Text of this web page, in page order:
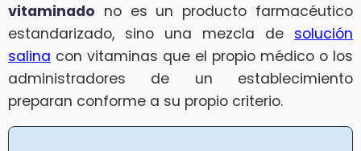
vitaminado no es un producto farmacéutico
estandarizado, sino una mezcla de solución
salina con vitaminas que el propio médico o los
administradores de un establecimiento
preparan conforme a su propio criterio.